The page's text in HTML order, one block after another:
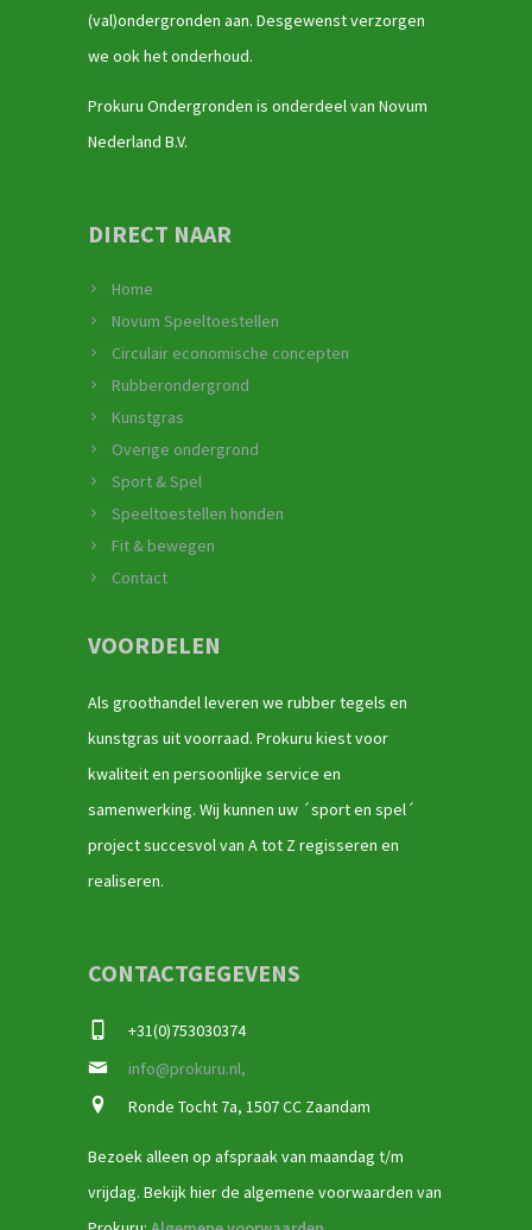
(val)ondergronden aan. Desgewenst verzorgen
we ook het onderhoud.
Prokuru Ondergronden is onderdeel van Novum
Nederland B.V.
DIRECT NAAR
Home
Novum Speeltoestellen
Circulair economische concepten
Rubberondergrond
Kunstgras
Overige ondergrond
Sport & Spel
Speeltoestellen honden
Fit & bewegen
Contact
VOORDELEN
Als groothandel leveren we rubber tegels en
kunstgras uit voorraad. Prokuru kiest voor
kwaliteit en persoonlijke service en
samenwerking. Wij kunnen uw ´sport en spel´
project succesvol van A tot Z regisseren en
realiseren.
CONTACTGEGEVENS
+31(0)753030374
info@prokuru.nl,
Ronde Tocht 7a, 1507 CC Zaandam
Bezoek alleen op afspraak van maandag t/m
vrijdag. Bekijk hier de algemene voorwaarden van